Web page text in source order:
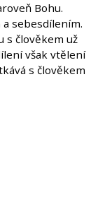
Bohu.
sebesdílením.
s člověkem už
však vtělení
s člověkem